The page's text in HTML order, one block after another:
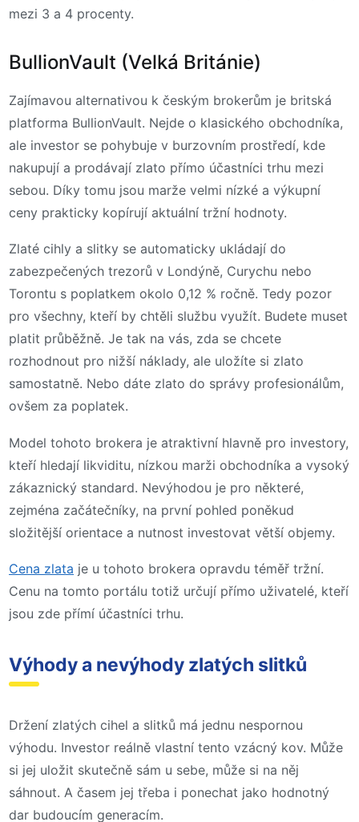
mezi 3 a 4 procenty.
BullionVault (Velká Británie)
Zajímavou alternativou k českým brokerům je britská
platforma BullionVault. Nejde o klasického obchodníka,
ale investor se pohybuje v burzovním prostředí, kde
nakupují a prodávají zlato přímo účastníci trhu mezi
sebou. Díky tomu jsou marže velmi nízké a výkupní
ceny prakticky kopírují aktuální tržní hodnoty.
Zlaté cihly a slitky se automaticky ukládají do
zabezpečených trezorů v Londýně, Curychu nebo
Torontu s poplatkem okolo 0,12 % ročně. Tedy pozor
pro všechny, kteří by chtěli službu využít. Budete muset
platit průběžně. Je tak na vás, zda se chcete
rozhodnout pro nižší náklady, ale uložíte si zlato
samostatně. Nebo dáte zlato do správy profesionálům,
ovšem za poplatek.
Model tohoto brokera je atraktivní hlavně pro investory,
kteří hledají likviditu, nízkou marži obchodníka a vysoký
zákaznický standard. Nevýhodou je pro některé,
zejména začátečníky, na první pohled poněkud
složitější orientace a nutnost investovat větší objemy.
Cena zlata je u tohoto brokera opravdu téměř tržní.
Cenu na tomto portálu totiž určují přímo uživatelé, kteří
jsou zde přímí účastníci trhu.
Výhody a nevýhody zlatých slitků
Držení zlatých cihel a slitků má jednu nespornou
výhodu. Investor reálně vlastní tento vzácný kov. Může
si jej uložit skutečně sám u sebe, může si na něj
sáhnout. A časem jej třeba i ponechat jako hodnotný
dar budoucím generacím.